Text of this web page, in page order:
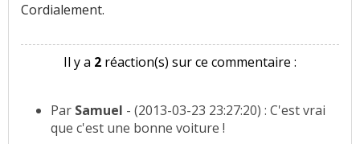
Cordialement.
Il y a 2 réaction(s) sur ce commentaire :
Par Samuel - (2013-03-23 23:27:20) : C'est vrai
que c'est une bonne voiture !